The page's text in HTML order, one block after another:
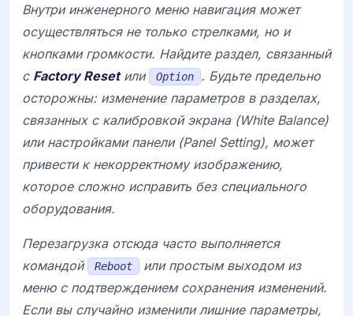
Внутри инженерного меню навигация может
осуществляться не только стрелками, но и
кнопками громкости. Найдите раздел, связанный
с Factory Resetили Option
. Будьте предельно
осторожны: изменение параметров в разделах,
связанных с калибровкой экрана (White Balance)
или настройками панели (Panel Setting), может
привести к некорректному изображению,
которое сложно исправить без специального
оборудования.
Перезагрузка отсюда часто выполняется
командой
Reboot
или простым выходом из
меню с подтверждением сохранения изменений.
Если вы случайно изменили лишние параметры,